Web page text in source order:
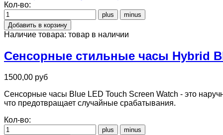
Кол-во:
Наличие товара: товар в наличии
Сенсорные стильные часы Hybrid
1500,00 руб
Сенсорные часы Blue LED Touch Screen Watch - это
что предотвращает случайные срабатывания.
Кол-во: